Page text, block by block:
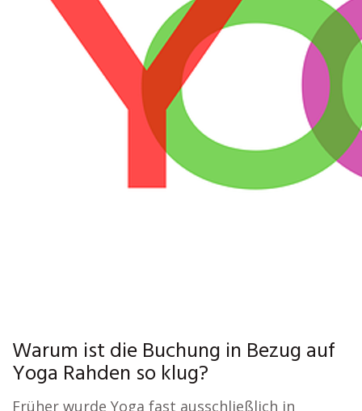
Warum ist die Buchung in Bezug auf
Yoga Rahden so klug?
Früher wurde Yoga fast ausschließlich in